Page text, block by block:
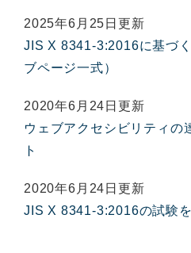
2025年6月25日更新
JIS X 8341-3:2016に基づ
ブページ一式）
2020年6月24日更新
ウェブアクセシビリティの
ト
2020年6月24日更新
JIS X 8341-3:2016の試験